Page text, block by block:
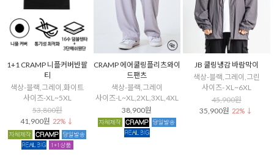
1+1 CRAMP 니플커버반팔
티
색상-블랙,그레이,화이트
사이즈-XL~5XL
53,800원
41,900원 22% ↓
CRAMP 에어쿨링플리츠와이
드팬츠
색상-블랙,그레이
사이즈-L~XL,2XL,3XL,4XL
38,900원
JB 쿨링냉감 바람막이
색상-블랙,그레이,그린
사이즈- XL~6XL
45,900원
35,900원 22% ↓